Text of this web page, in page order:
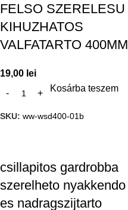
FELSO SZERELESU
KIHUZHATOS
VALFATARTO 400MM
19,00 lei
Kosárba teszem
SKU: ww-wsd400-01b
csillapitos gardrobba
szerelheto nyakkendo
es nadragszijtarto